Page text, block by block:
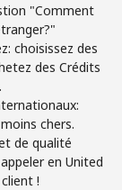
"Comment
choisissez des
des Crédits
chers.
de qualité
en United
!